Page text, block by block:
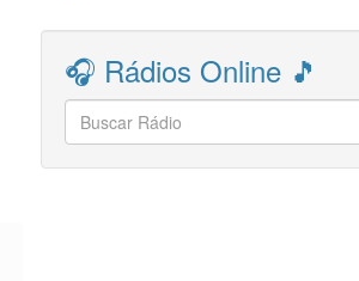
🎧 Rádios Online 🎵